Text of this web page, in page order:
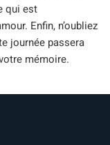
qui est
Enfin, n’oubliez
journée passera
mémoire.